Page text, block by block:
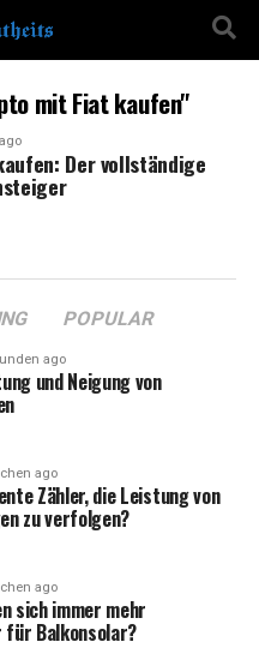
mit Fiat kaufen"
Der vollständige
POPULAR
ago
und Neigung von
ago
Zähler, die Leistung von
zu verfolgen?
ago
sich immer mehr
für Balkonsolar?